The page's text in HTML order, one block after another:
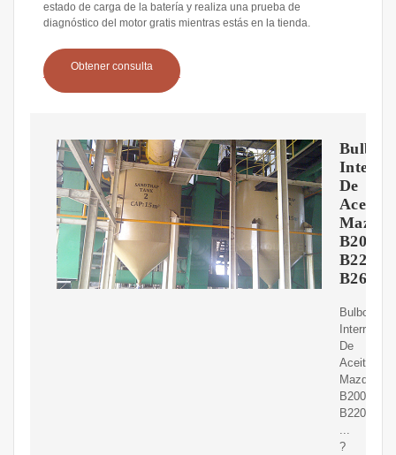
estado de carga de la batería y realiza una prueba de
diagnóstico del motor gratis mientras estás en la tienda.
Obtener consulta
Bulbo
De
Aceite
Mazda
B2000,
B2200,
B2600
Bulbo
Interruptor
De
Aceite
Mazda
B2000,
B2200,
?